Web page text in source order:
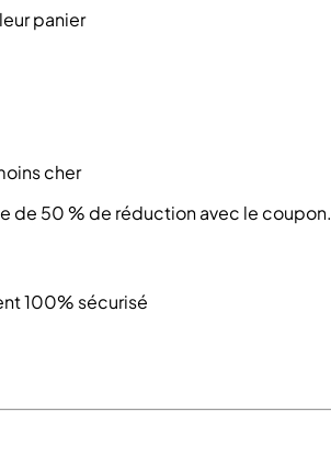
panier
cher
de 50 % de réduction avec le coupon.
100% sécurisé